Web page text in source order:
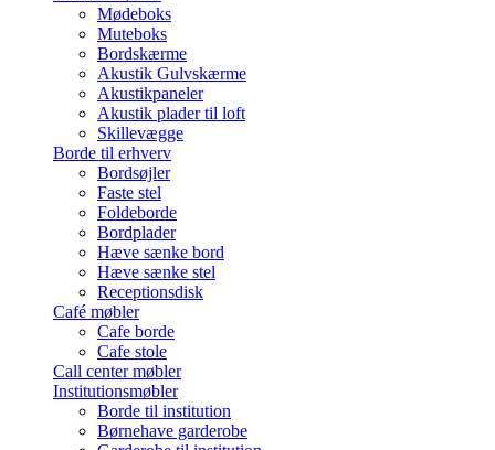
Mødeboks
Muteboks
Bordskærme
Akustik Gulvskærme
Akustikpaneler
Akustik plader til loft
Skillevægge
Borde til erhverv
Bordsøjler
Faste stel
Foldeborde
Bordplader
Hæve sænke bord
Hæve sænke stel
Receptionsdisk
Café møbler
Cafe borde
Cafe stole
Call center møbler
Institutionsmøbler
Borde til institution
Børnehave garderobe